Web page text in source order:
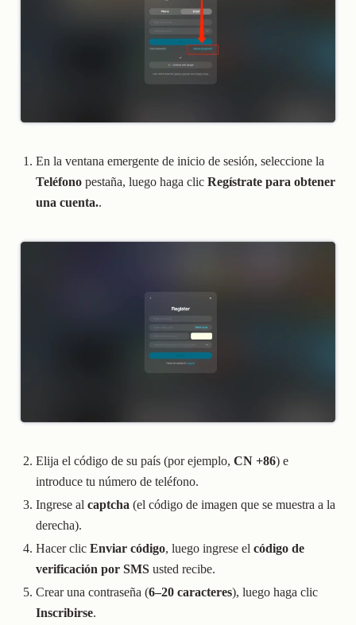
En la ventana emergente de inicio de sesión, seleccione la
Teléfono pestaña, luego haga clicRegístrate para obtener
una cuenta..
Elija el código de su país (por ejemplo,CN +86) e
introduce tu número de teléfono.
Ingrese alcaptcha (el código de imagen que se muestra a la
derecha).
Hacer clicEnviar código, luego ingrese elcódigo de
verificación por SMS usted recibe.
Crear una contraseña (6–20 caracteres), luego haga clic
Inscribirse.